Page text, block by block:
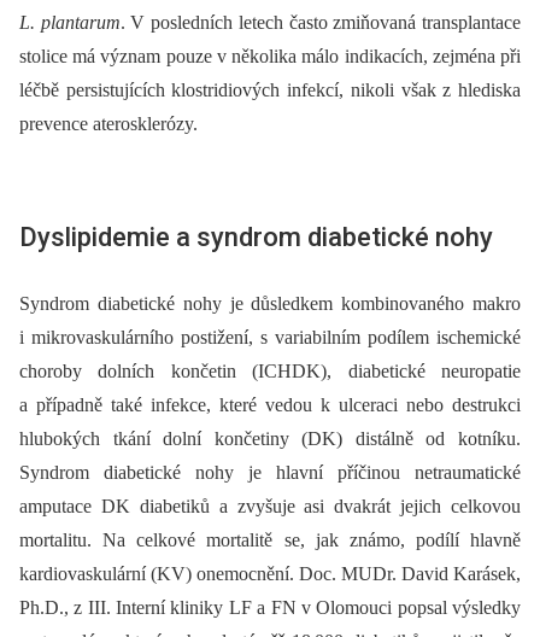
L. plantarum. V posledních letech často zmiňovaná transplantace
stolice má význam pouze v několika málo indikacích, zejména při
léčbě persistujících klostridiových infekcí, nikoli však z hlediska
prevence aterosklerózy.
Dyslipidemie a syndrom diabetické nohy
Syndrom diabetické nohy je důsledkem kombinovaného makro
i mikrovaskulárního postižení, s variabilním podílem ischemické
choroby dolních končetin (ICHDK), diabetické neuropatie
a případně také infekce, které vedou k ulce­raci nebo destrukci
hlubokých tkání dolní končetiny (DK) distálně od kotníku.
Syndrom diabetické nohy je hlavní příčinou netraumatické
amputace DK diabetiků a zvyšuje asi dvakrát jejich celkovou
mortalitu. Na celkové mortalitě se, jak známo, podílí hlavně
kardiovaskulární (KV) onemocnění. Doc. MUDr. David Karásek,
Ph.D., z III. Interní kliniky LF a FN v Olomouci popsal výsledky